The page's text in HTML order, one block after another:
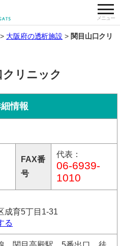
メニュー
設を検索する
大阪府の透析施設
関目山口クリ
クリニック
情報
FAX番
号
代表：
06-6939-
1010
成育5丁目1-31
る